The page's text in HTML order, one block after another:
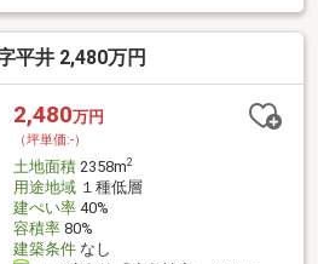
スメーカーで建てられます！・コン
く、生活利便性の高い立地。・３km
で子育て環境には最適。
平井 2,480万円
2,480万円
（坪単価:-）
土地面積2358m2
用途地域１種低層
建ぺい率40%
容積率80%
建築条件なし